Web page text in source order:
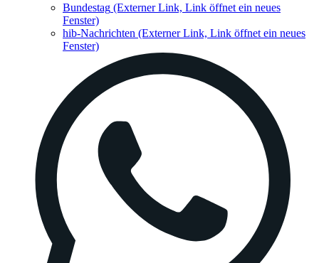
Bundestag (Externer Link, Link öffnet ein neues
Fenster)
hib-Nachrichten (Externer Link, Link öffnet ein neues
Fenster)